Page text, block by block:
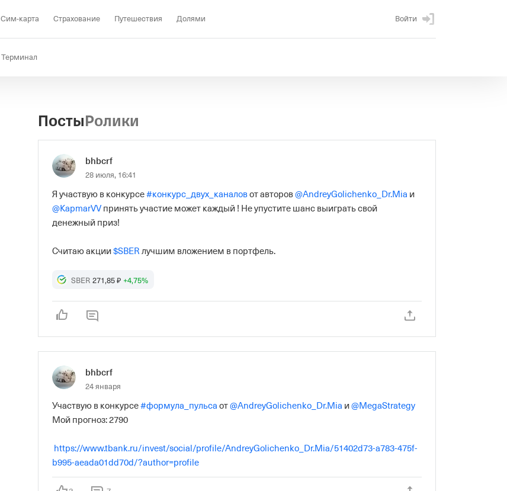
Сим-карта Страхование Путешествия Долями Войти
Терминал
ПостыРолики
bhbcrf
28 июля, 16:41
Я участвую в конкурсе #конкурс_двух_каналов от авторов @AndreyGolichenko_Dr.Mia
@KapmarVV принять участие может каждый ! Не упустите шанс выиграть свой
денежный приз!
Считаю акции $SBER лучшим вложением в портфель.
SBER 271,85 ₽ +4,75%
bhbcrf
24 января
Участвую в конкурсе #формула_пульса от @AndreyGolichenko_Dr.Mia и @MegaStrategy
Мой прогноз: 2790
https://www.tbank.ru/invest/social/profile/AndreyGolichenko_Dr.Mia/51402d73-a783-475f-
b995-aeada01dd70d/?author=profile